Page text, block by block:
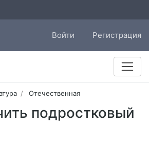
Войти Регистрация
Отечественная
подростковый